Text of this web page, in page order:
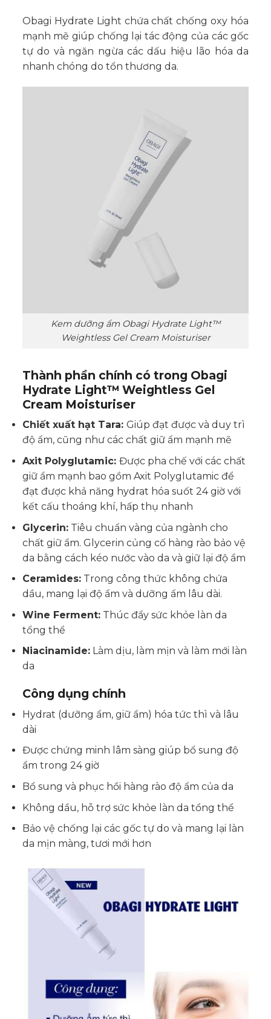
Obagi Hydrate Light chứa chất chống oxy hóa
mạnh mẽ giúp chống lại tác động của các gốc
tự do và ngăn ngừa các dấu hiệu lão hóa da
nhanh chóng do tổn thương da.
Kem dưỡng ẩm Obagi Hydrate Light™
Weightless Gel Cream Moisturiser
Thành phần chính có trong Obagi
Hydrate Light™ Weightless Gel
Cream Moisturiser
Chiết xuất hạt Tara: Giúp đạt được và duy trì
độ ẩm, cũng như các chất giữ ẩm mạnh mẽ
Axit Polyglutamic: Được pha chế với các chất
giữ ẩm mạnh bao gồm Axit Polyglutamic để
đạt được khả năng hydrat hóa suốt 24 giờ với
kết cấu thoáng khí, hấp thụ nhanh
Glycerin:Tiêu chuẩn vàng của ngành cho
chất giữ ẩm. Glycerin củng cố hàng rào bảo vệ
da bằng cách kéo nước vào da và giữ lại độ ẩm
Ceramides:Trong công thức không chứa
dầu, mang lại độ ẩm và dưỡng ẩm lâu dài.
Wine Ferment:Thúc đẩy sức khỏe làn da
tổng thể
Niacinamide:Làm dịu, làm mịn và làm mới làn
da
Công dụng chính
Hydrat (dưỡng ẩm, giữ ẩm) hóa tức thì và lâu
dài
Được chứng minh lâm sàng giúp bổ sung độ
ẩm trong 24 giờ
Bổ sung và phục hồi hàng rào độ ẩm của da
Không dầu, hỗ trợ sức khỏe làn da tổng thể
Bảo vệ chống lại các gốc tự do và mang lại làn
da mịn màng, tươi mới hơn